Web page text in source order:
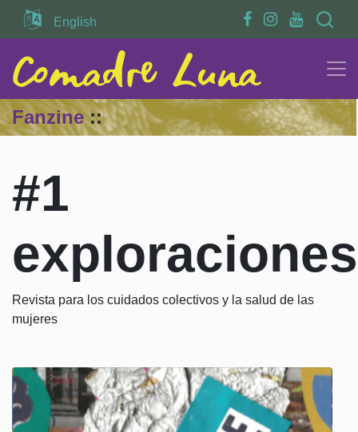
English
Search
Fanzine::
#1
exploraciones
Revista para los cuidados colectivos y la salud de las
mujeres